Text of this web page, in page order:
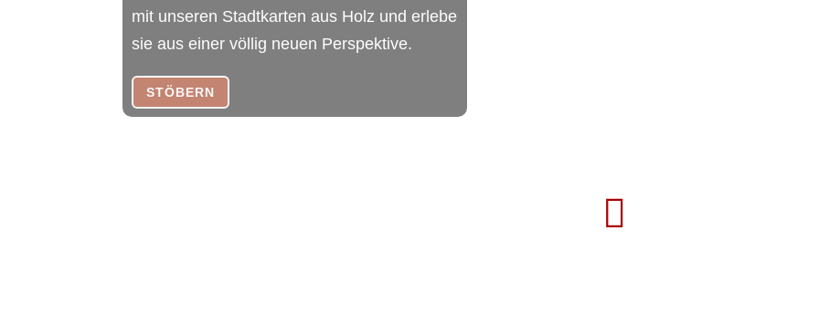
mit unseren Stadtkarten aus Holz und erlebe
sie aus einer völlig neuen Perspektive.
STÖBERN
